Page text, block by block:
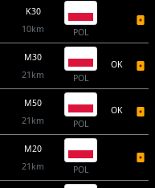
K30
10km
POL
M30
21km
POL
OK
M50
21km
POL
OK
M20
21km
POL